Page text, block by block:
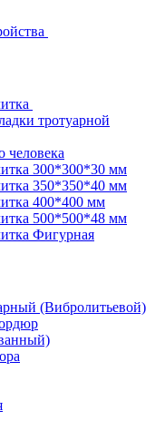
тротуарной
человека
300*300*30 мм
350*350*40 мм
400*400 мм
500*500*48 мм
Фигурная
(Вибролитьевой)